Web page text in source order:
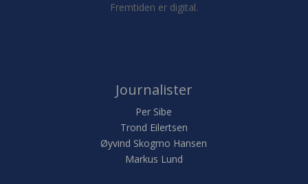
Fremtiden er digital.
Journalister
Per Sibe
Trond Eilertsen
Øyvind Skogmo Hansen
Markus Lund